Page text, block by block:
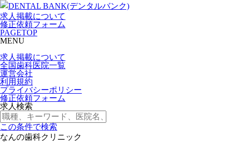
求人掲載について
修正依頼フォーム
PAGETOP
MENU
求人掲載について
全国歯科医院一覧
運営会社
利用規約
プライバシーポリシー
修正依頼フォーム
求人検索
この条件で検索
なんの歯科クリニック